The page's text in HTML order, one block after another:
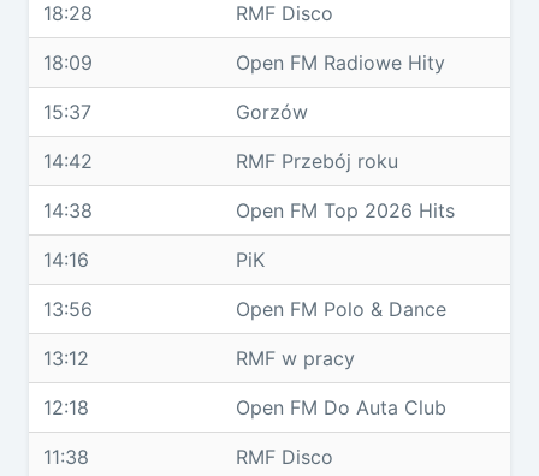
18:28 RMF Disco
18:09 Open FM Radiowe Hity
15:37 Gorzów
14:42 RMF Przebój roku
14:38 Open FM Top 2026 Hits
14:16 PiK
13:56 Open FM Polo & Dance
13:12 RMF w pracy
12:18 Open FM Do Auta Club
11:38 RMF Disco